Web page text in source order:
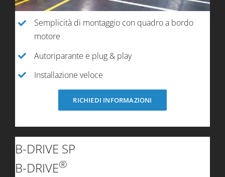
Semplicità di montaggio con quadro a bordo
motore
Autoriparante e plug & play
Installazione veloce
RICHIEDI INFORMAZIONI
B-DRIVE SP
B-DRIVE®